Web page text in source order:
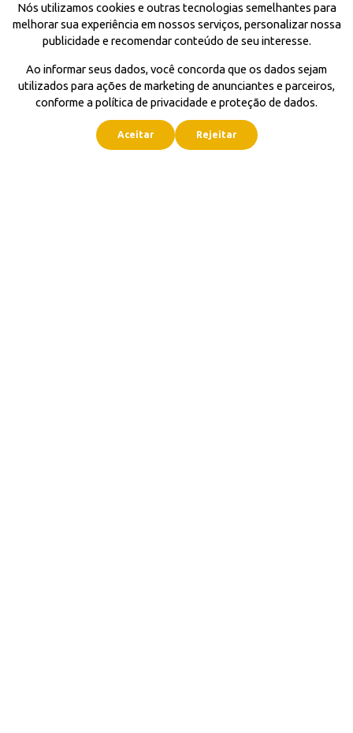
Nós utilizamos cookies e outras tecnologias semelhantes para
melhorar sua experiência em nossos serviços, personalizar nossa
publicidade e recomendar conteúdo de seu interesse.
Ao informar seus dados, você concorda que os dados sejam
utilizados para ações de marketing de anunciantes e parceiros,
conforme a política de privacidade e proteção de dados.
Aceitar Rejeitar